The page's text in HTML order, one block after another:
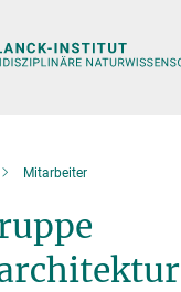
Mitarbeiter